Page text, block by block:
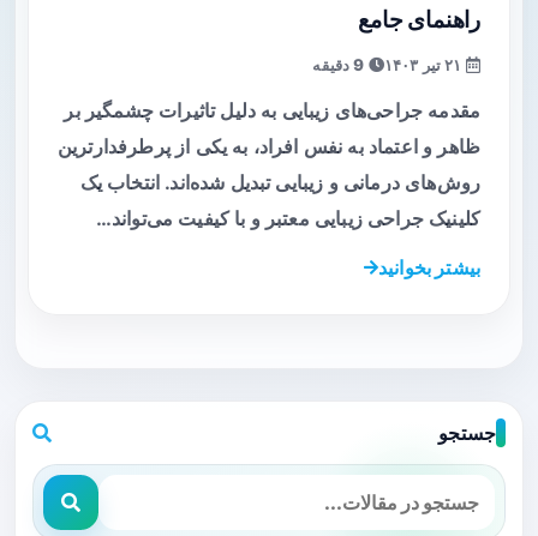
راهنمای جامع
مقدمه جراحی‌های زیبایی به دلیل تاثیرات چشمگیر بر
ظاهر و اعتماد به نفس افراد، به یکی از پرطرفدارترین
روش‌های درمانی و زیبایی تبدیل شده‌اند. انتخاب یک
کلینیک جراحی زیبایی معتبر و با کیفیت می‌تواند…
بیشتر بخوانید
جستجو